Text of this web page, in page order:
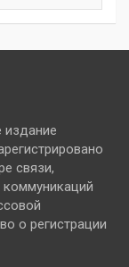
издание
связи,
о регистрации